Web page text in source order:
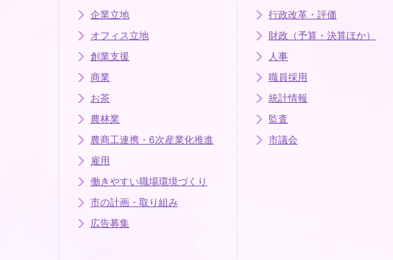
企業立地
オフィス立地
創業支援
商業
お茶
農林業
農商工連携・6次産業化推進
雇用
働きやすい職場環境づくり
市の計画・取り組み
広告募集
行政改革・評価
財政（予算・決算ほか）
人事
職員採用
統計情報
監査
市議会